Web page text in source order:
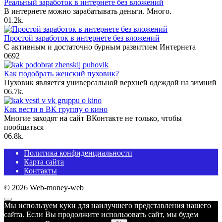
Реальный заработок в интернете без вложений
В интернете можно зарабатывать деньги. Много.
01.2k.
Простой заработок в интернете без вложений
С активным и достаточно бурным развитием Интернета
0692
Как подобрать женский пуховик?
Пуховик является универсальной верхней одеждой на зимний
06.7k.
Как вести в ВК группу о кино
Многие заходят на сайт ВКонтакте не только, чтобы
пообщаться
06.8k.
Политика конфиденциальности
Карта сайта
Контакты
© 2026 Web-money-web
Мы используем куки для наилучшего представления нашего
сайта. Если Вы продолжите использовать сайт, мы будем